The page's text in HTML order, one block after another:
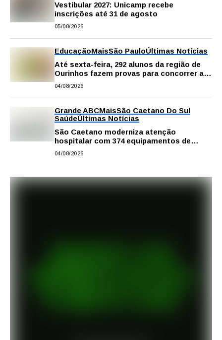
Vestibular 2027: Unicamp recebe
inscrições até 31 de agosto
05/08/2026
EducaçãoMaisSão PauloÚltimas Notícias
Até sexta-feira, 292 alunos da região de
Ourinhos fazem provas para concorrer a
intercâmbio internacional
04/08/2026
Grande ABCMaisSão Caetano Do Sul
SaúdeÚltimas Notícias
São Caetano moderniza atenção
hospitalar com 374 equipamentos de
última geração
04/08/2026